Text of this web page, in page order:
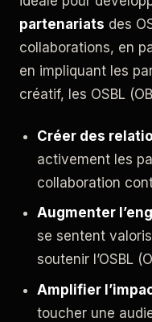
partenariats des
collaborations, en
en impliquant les
créatif, les OSBL
Créer des
activement les
collaboration
Augmenter
se sentent
soutenir l’OSBL
Amplifier
toucher une